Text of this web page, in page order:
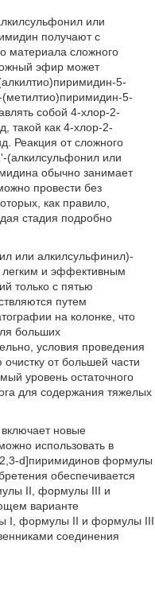
или
получают с
материала сложного
эфир может
5-
(метилтио)пиримидин-5-
собой 4-хлор-2-
такой как 4-хлор-2-
Реакция от сложного
(алкилсульфонил или
обычно занимает
провести без
как правило,
стадия подробно
или алкилсульфинил)-
и эффективным
только с пятью
путем
на колонке, что
больших
условия проведения
от большей части
уровень остаточного
для содержания тяжелых
новые
использовать в
d]пиримидинов формулы
обеспечивается
II, формулы III и
варианте
I, формулы II и формулы III
соединения